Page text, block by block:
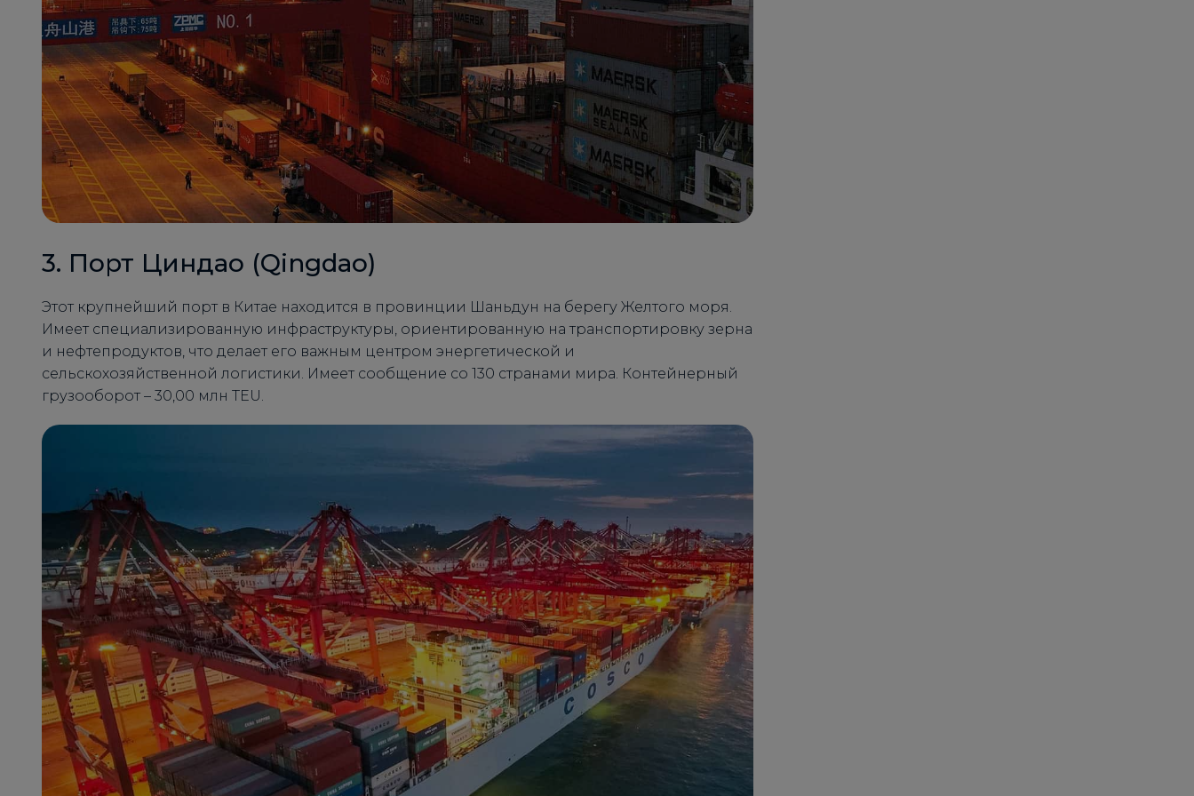
3. Порт Циндао (Qingdao)
Этот крупнейший порт в Китае находится в провинции Шаньдун на берегу Желтого моря.
Имеет специализированную инфраструктуры, ориентированную на транспортировку зерна
и нефтепродуктов, что делает его важным центром энергетической и
сельскохозяйственной логистики. Имеет сообщение со 130 странами мира. Контейнерный
грузооборот – 30,00 млн TEU.